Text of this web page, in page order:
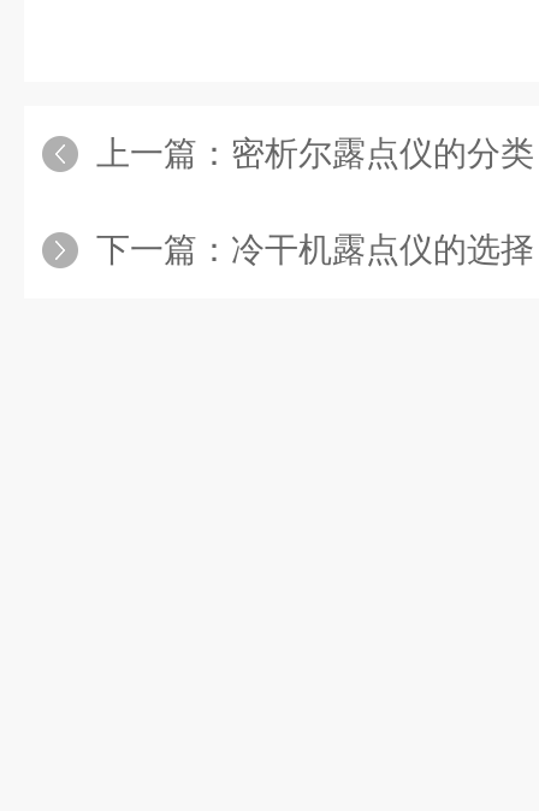
上一篇： 密析尔露点仪的分类
下一篇： 冷干机露点仪的选择